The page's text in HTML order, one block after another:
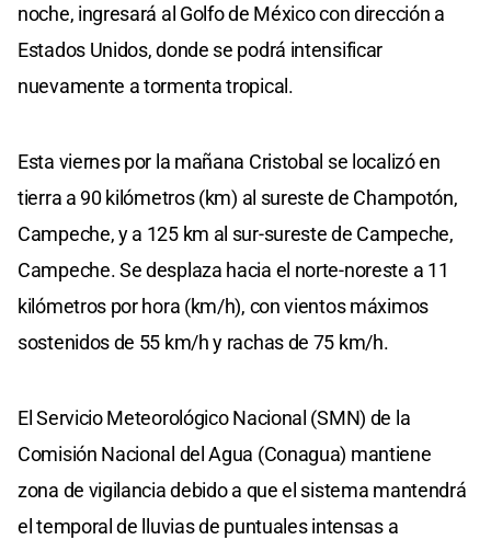
noche, ingresará al Golfo de México con dirección a
Estados Unidos, donde se podrá intensificar
nuevamente a tormenta tropical.
Esta viernes por la mañana Cristobal se localizó en
tierra a 90 kilómetros (km) al sureste de Champotón,
Campeche, y a 125 km al sur-sureste de Campeche,
Campeche. Se desplaza hacia el norte-noreste a 11
kilómetros por hora (km/h), con vientos máximos
sostenidos de 55 km/h y rachas de 75 km/h.
El Servicio Meteorológico Nacional (SMN) de la
Comisión Nacional del Agua (Conagua) mantiene
zona de vigilancia debido a que el sistema mantendrá
el temporal de lluvias de puntuales intensas a